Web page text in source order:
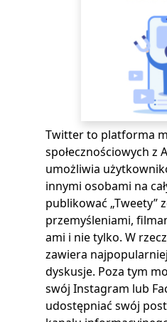
Twitter to platforma
społecznościowych z
umożliwia
innymi osobami na
publikować „Tweety”
przemyśleniami,
ami i nie tylko. W
zawiera
dyskusje. Poza tym
swój Instagram lub
udostępniać swój